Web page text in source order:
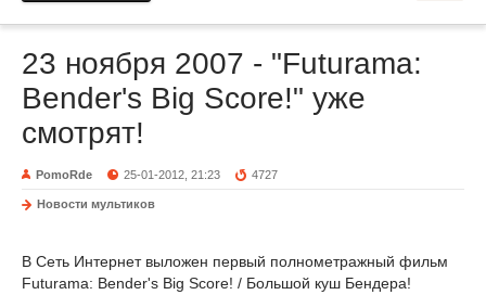
23 ноября 2007 - "Futurama:
Bender's Big Score!" уже
смотрят!
PomoRde 25-01-2012, 21:23 4727
Новости мультиков
В Сеть Интернет выложен первый полнометражный фильм
Futurama: Bender's Big Score! / Большой куш Бендера!